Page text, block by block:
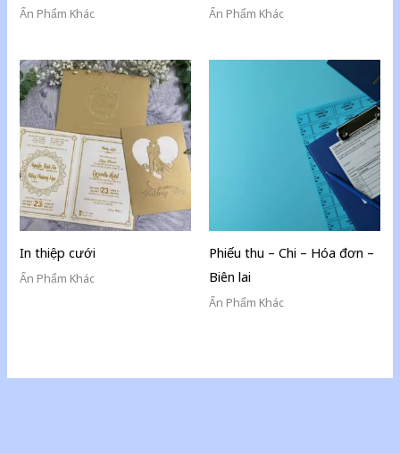
Ấn Phẩm Khác Ấn Phẩm Khác
In thiệp cưới
Ấn Phẩm Khác
Phiếu thu – Chi – Hóa đơn –
Biên lai
Ấn Phẩm Khác